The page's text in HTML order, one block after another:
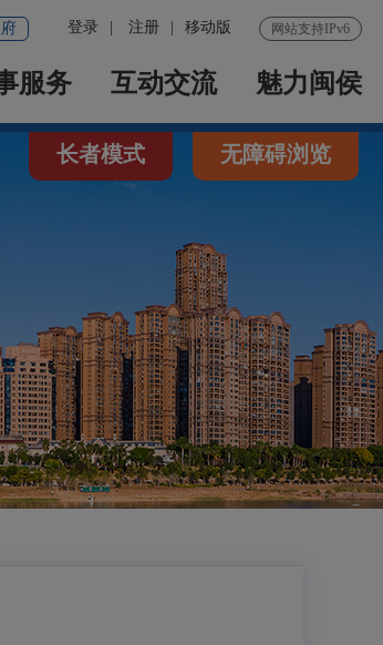
网站支持IPv6
登录 注册 移动版
服务 互动交流 魅力闽侯
长者模式 无障碍浏览